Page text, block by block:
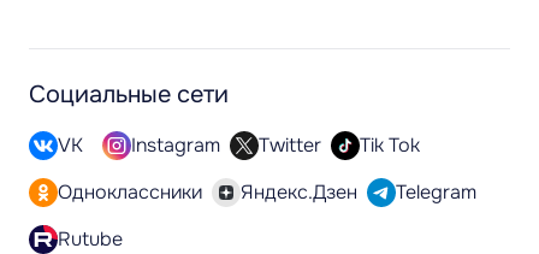
Социальные сети
VK Instagram Twitter
Tik Tok
Одноклассники
Яндекс.Дзен
Telegram
Rutube